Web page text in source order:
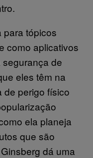
para tópicos
como aplicativos
de
eles têm na
de perigo físico
ela planeja
que são
dá uma